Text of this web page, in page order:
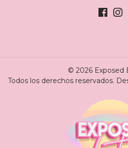
© 2026 Exposed
Todos los derechos reservados.